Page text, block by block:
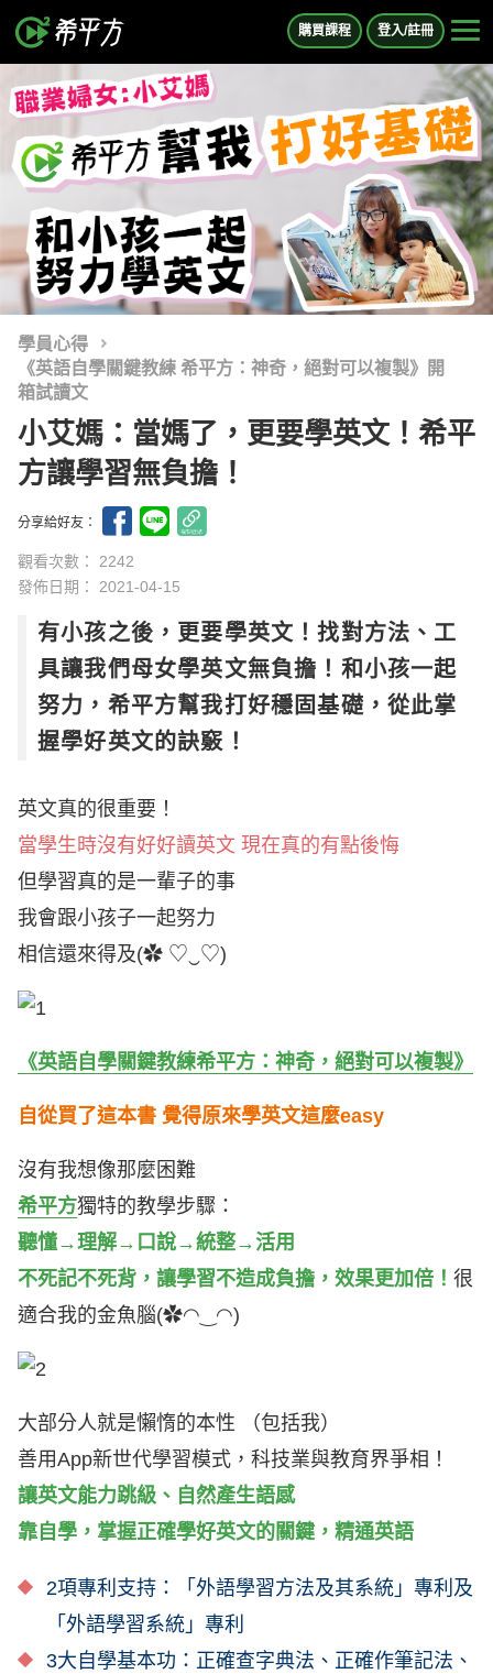
購買課程 登入/註冊
學員心得
《英語自學關鍵教練 希平方：神奇，絕對可以複製》開
箱試讀文
小艾媽：當媽了，更要學英文！希平
方讓學習無負擔！
分享給好友：
觀看次數： 2242
發佈日期： 2021-04-15
有小孩之後，更要學英文！找對方法、工
具讓我們母女學英文無負擔！和小孩一起
努力，希平方幫我打好穩固基礎，從此掌
握學好英文的訣竅！
英文真的很重要！
當學生時沒有好好讀英文 現在真的有點後悔
但學習真的是一輩子的事
我會跟小孩子一起努力
相信還來得及(✿ ♡‿♡)
《英語自學關鍵教練希平方：神奇，絕對可以複製》
自從買了這本書 覺得原來學英文這麼easy
沒有我想像那麼困難
希平方獨特的教學步驟：
聽懂→理解→口說→統整→活用
不死記不死背，讓學習不造成負擔，效果更加倍！ 很
適合我的金魚腦(✿◠‿◠)
大部分人就是懶惰的本性 （包括我）
善用App新世代學習模式，科技業與教育界爭相！
讓英文能力跳級、自然產生語感
靠自學，掌握正確學好英文的關鍵，精通英語
2項專利支持：「外語學習方法及其系統」專利及
「外語學習系統」專利
3大自學基本功：正確查字典法、正確作筆記法、